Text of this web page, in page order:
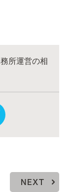
所運営の相
NEXT